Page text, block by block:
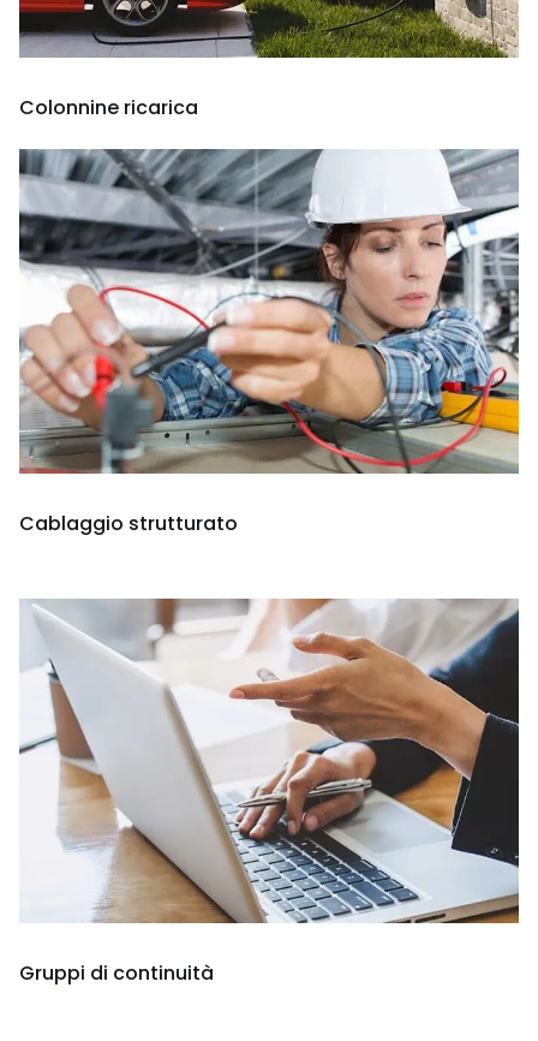
Colonnine ricarica
Cablaggio strutturato
Gruppi di continuità